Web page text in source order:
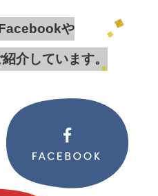
や
介しています。